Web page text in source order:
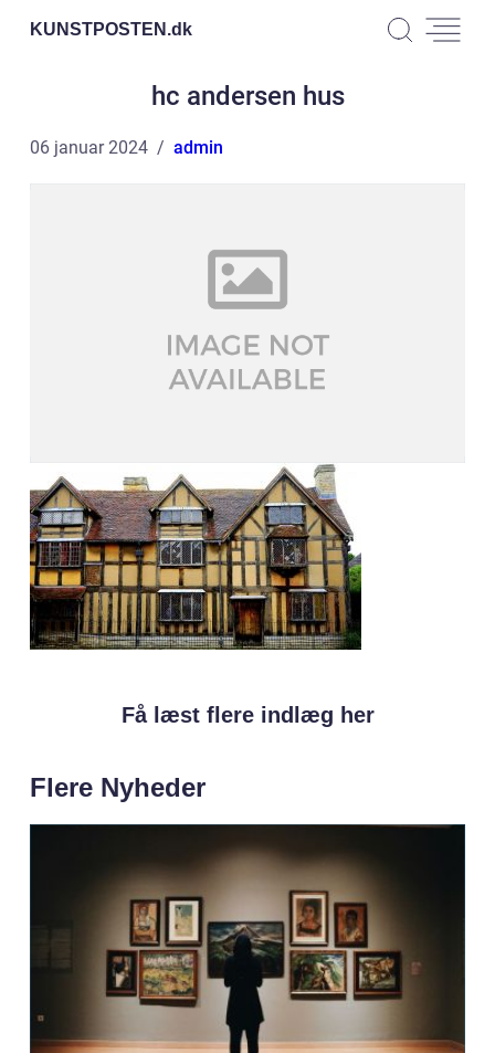
KUNSTPOSTEN.dk
hc andersen hus
06 januar 2024 admin
Få læst flere indlæg her
Flere Nyheder